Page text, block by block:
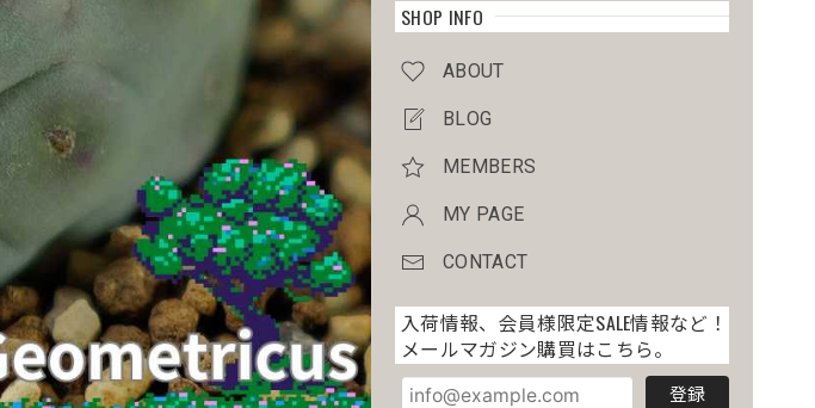
SHOP INFO
ABOUT
BLOG
MEMBERS
MY PAGE
CONTACT
入荷情報、会員様限定SALE情報など！
メールマガジン購買はこちら。
登録